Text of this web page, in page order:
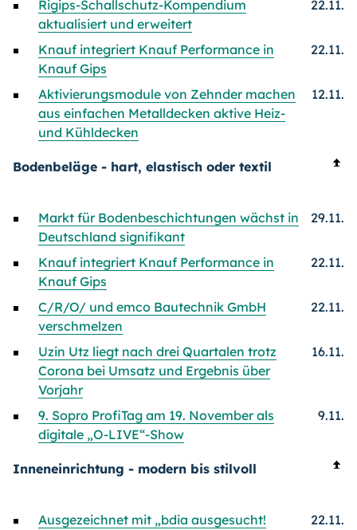
Rigips-Schallschutz-Kompendium
aktualisiert und erweitert
22.11.
Knauf integriert Knauf Performance in
Knauf Gips
22.11.
Aktivierungsmodule von Zehnder machen
aus einfachen Metalldecken aktive Heiz-
und Kühldecken
12.11.
Bodenbeläge - hart, elastisch oder textil
Markt für Bodenbeschichtungen wächst in
Deutschland signifikant
29.11.
Knauf integriert Knauf Performance in
Knauf Gips
22.11.
C/R/O/ und emco Bautechnik GmbH
verschmelzen
22.11.
Uzin Utz liegt nach drei Quartalen trotz
Corona bei Umsatz und Ergebnis über
Vorjahr
16.11.
9. Sopro ProfiTag am 19. November als
digitale „O-LIVE“-Show
9.11.
Inneneinrichtung - modern bis stilvoll
Ausgezeichnet mit „bdia ausgesucht!
22.11.